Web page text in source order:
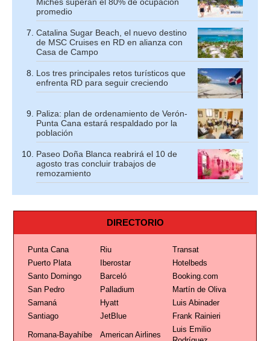
promedio
Catalina Sugar Beach, el nuevo destino
de MSC Cruises en RD en alianza con
Casa de Campo
Los tres principales retos turísticos que
enfrenta RD para seguir creciendo
Paliza: plan de ordenamiento de Verón-
Punta Cana estará respaldado por la
población
Paseo Doña Blanca reabrirá el 10 de
agosto tras concluir trabajos de
remozamiento
DIRECTORIO
Punta Cana Riu
Transat
Puerto Plata
Iberostar
Hotelbeds
Santo Domingo
Barceló
Booking.com
San Pedro
Palladium
Martín de Oliva
Samaná
Hyatt
Luis Abinader
Santiago
JetBlue Frank Rainieri
Romana-Bayahíbe American Airlines
Luis Emilio